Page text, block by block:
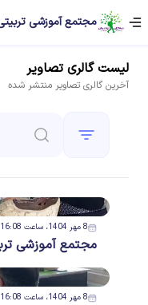
مجتمع آموزشی
لیستگالری تصاویر
آخرینگالری تصاویر منتشر شده
8 مهر 1404، ساعت 16:08
مجتمع آموزشی
8 مهر 1404، ساعت 16:08